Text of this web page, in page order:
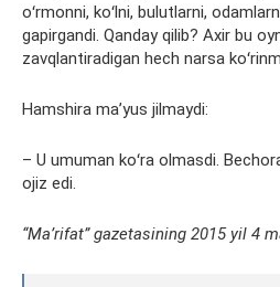
oʻrmonni, koʻlni, bulutlarni,
gapirgandi. Qanday qilib? Axir bu
zavqlantiradigan hech narsa
Hamshira maʼyus jilmaydi:
– U umuman koʻra olmasdi.
ojiz edi.
“Ma’rifat” gazetasining 2015 yil 4